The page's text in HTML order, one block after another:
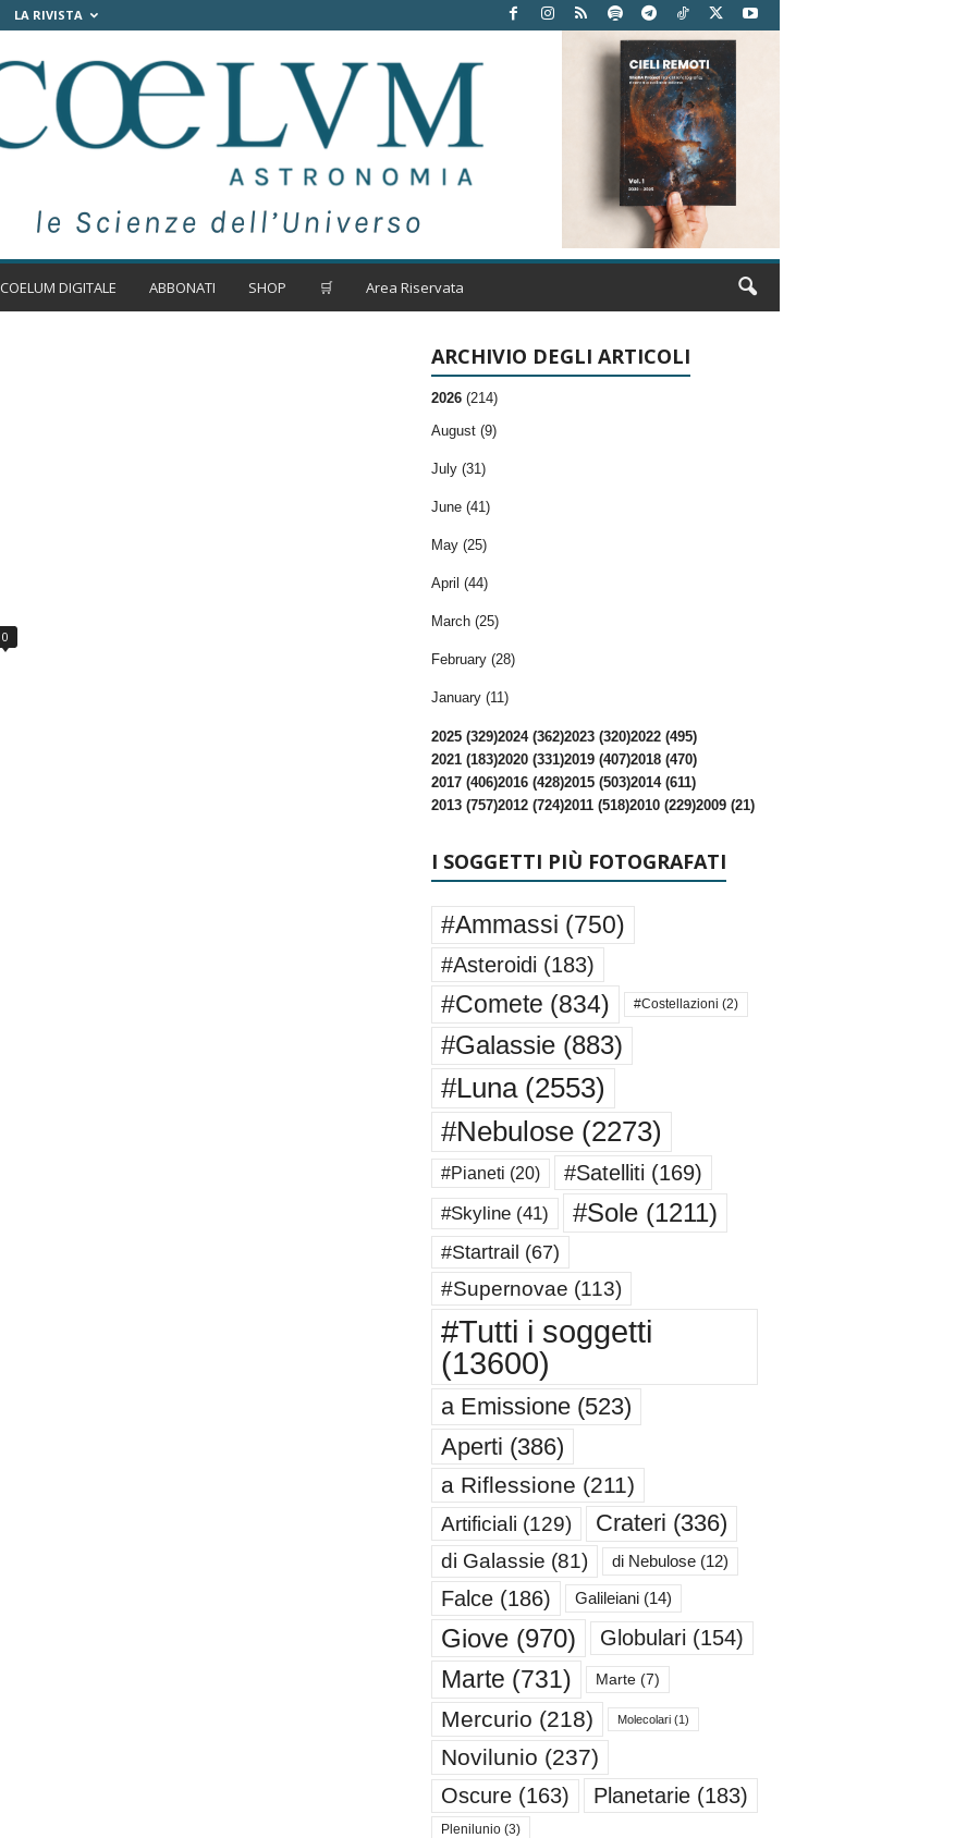
LA RIVISTA
COELUM DIGITALE ABBONATI SHOP 🛒 Area Riservata
0
ARCHIVIO DEGLI ARTICOLI
2026 (214)
August (9)
July (31)
June (41)
May (25)
April (44)
March (25)
February (28)
January (11)
2025 (329)2024 (362)2023 (320)2022 (495)
2021 (183)2020 (331)2019 (407)2018 (470)
2017 (406)2016 (428)2015 (503)2014 (611)
2013 (757)2012 (724)2011 (518)2010 (229)2009 (21)
I SOGGETTI PIÙ FOTOGRAFATI
#Ammassi (750)
#Asteroidi (183)
#Comete (834) #Costellazioni (2)
#Galassie(883)
#Luna(2553)
#Nebulose(2273)
#Pianeti (20) #Satelliti (169)
#Skyline(41) #Sole(1211)
#Startrail (67)
#Supernovae (113)
#Tutti i soggetti
(13600)
a Emissione(523)
Aperti (386)
a Riflessione (211)
Artificiali (129) Crateri (336)
di Galassie (81) di Nebulose(12)
Falce(186) Galileiani(14)
Giove(970) Globulari (154)
Marte (731) Marte(7)
Mercurio (218) Molecolari(1)
Novilunio (237)
Oscure(163) Planetarie(183)
Plenilunio(3)